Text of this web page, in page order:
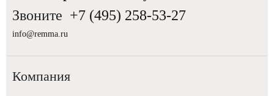
Звоните +7 (495) 258-53-27
info@remma.ru
Компания